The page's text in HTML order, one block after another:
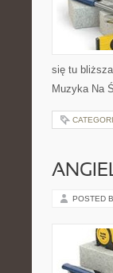
się tu
Muzyka Na
POSTED